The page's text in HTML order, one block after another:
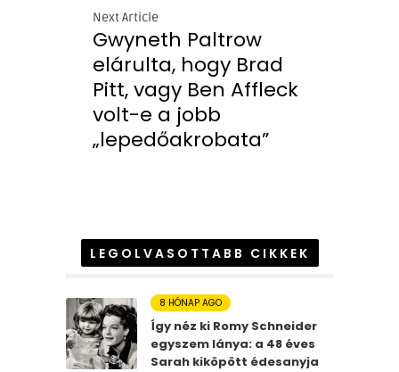
Next Article
Gwyneth Paltrow
elárulta, hogy Brad
Pitt, vagy Ben Affleck
volt-e a jobb
„lepedőakrobata”
LEGOLVASOTTABB CIKKEK
8 HÓNAP AGO
Így néz ki Romy Schneider
egyszem lánya: a 48 éves
Sarah kiköpött édesanyja